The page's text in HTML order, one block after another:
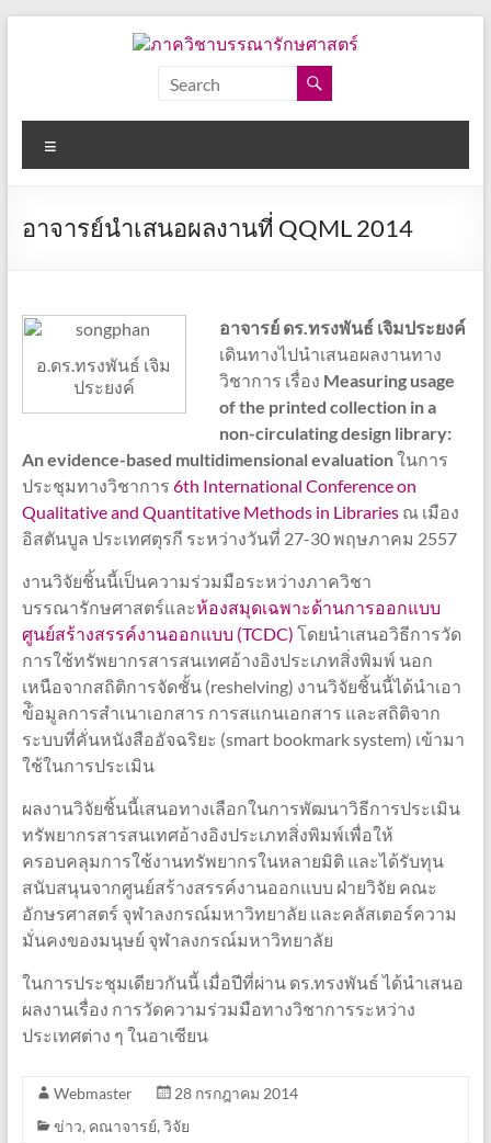
วิชา
บรรณารักษศาสตร์
อักษร
มหาวิทยาลัย
อาจารย์นำเสนอผลงานที่ QQML 2014
อ.ดร.ทรงพันธ์ เจิม
ประยงค์
อาจารย์ ดร.ทรงพันธ์ เจิมประยงค์
เดินทางไปนำเสนอผลงานทาง
วิชาการ เรื่อง Measuring usage
of the printed collection in a
non-circulating design library:
An evidence-based multidimensional evaluationในการ
ประชุมทางวิชาการ 6th International Conference on
Qualitative and Quantitative Methods in Librariesณ เมือง
อิสตันบูล ประเทศตุรกี ระหว่างวันที่ 27-30 พฤษภาคม 2557
งานวิจัยชิ้นนี้เป็นความร่วมมือระหว่างภาควิชา
บรรณารักษศาสตร์และห้องสมุดเฉพาะด้านการออกแบบ
ศูนย์สร้างสรรค์งานออกแบบ (TCDC) โดยนำเสนอวิธีการวัด
การใช้ทรัพยากรสารสนเทศอ้างอิงประเภทสิ่งพิมพ์ นอก
เหนือจากสถิติการจัดชั้น (reshelving) งานวิจัยชิ้นนี้ได้นำเอา
ข้ิอมูลการสำเนาเอกสาร การสแกนเอกสาร และสถิติจาก
ระบบที่คั่นหนังสืออัจฉริยะ (smart bookmark system) เข้ามา
ใช้ในการประเมิน
ผลงานวิจัยชิ้นนี้เสนอทางเลือกในการพัฒนาวิธีการประเมิน
ทรัพยากรสารสนเทศอ้างอิงประเภทสิ่งพิมพ์เพื่อให้
ครอบคลุมการใช้งานทรัพยากรในหลายมิติ และได้รับทุน
สนับสนุนจากศูนย์สร้างสรรค์งานออกแบบ ฝ่ายวิจัย คณะ
อักษรศาสตร์ จุฬาลงกรณ์มหาวิทยาลัย และคลัสเตอร์ความ
มั่นคงของมนุษย์ จุฬาลงกรณ์มหาวิทยาลัย
ในการประชุมเดียวกันนี้ เมื่อปีที่ผ่าน ดร.ทรงพันธ์ ได้นำเสนอ
ผลงานเรื่อง การวัดความร่วมมือทางวิชาการระหว่าง
ประเทศต่าง ๆ ในอาเซียน
Webmaster
28 กรกฎาคม 2014
ข่าว, คณาจารย์, วิจัย